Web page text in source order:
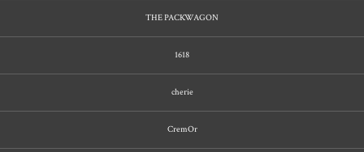
THE PACKWAGON
1618
cherie
CremOr